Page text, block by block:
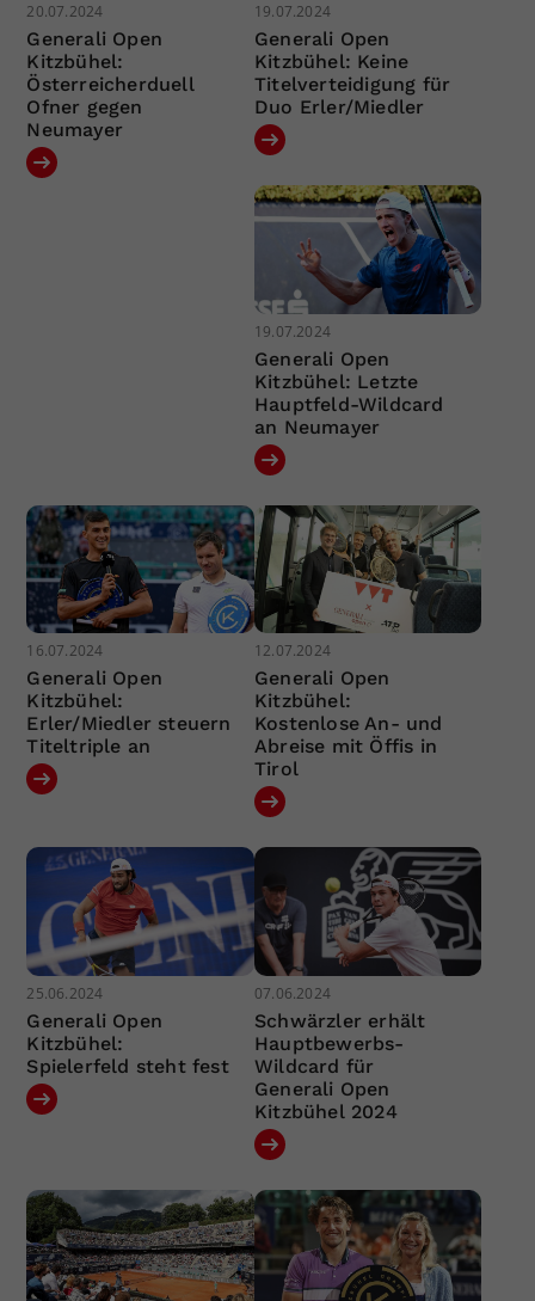
20.07.2024
Generali Open
Kitzbühel:
Österreicherduell
Ofner gegen
Neumayer
19.07.2024
Generali Open
Kitzbühel: Keine
Titelverteidigung für
Duo Erler/Miedler
19.07.2024
Generali Open
Kitzbühel: Letzte
Hauptfeld-Wildcard
an Neumayer
16.07.2024
Generali Open
Kitzbühel:
Erler/Miedler steuern
Titeltriple an
12.07.2024
Generali Open
Kitzbühel:
Kostenlose An- und
Abreise mit Öffis in
Tirol
25.06.2024
Generali Open
Kitzbühel:
Spielerfeld steht fest
07.06.2024
Schwärzler erhält
Hauptbewerbs-
Wildcard für
Generali Open
Kitzbühel 2024